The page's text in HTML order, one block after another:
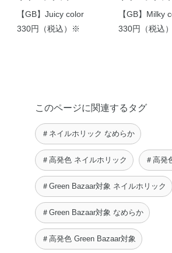
【GB】Juicy color
330円（税込）※
【GB】Milky
330円（税込
このページに関連するタグ
＃ネイルホリック なめらか
＃高発色 ネイルホリック ＃高発
＃Green Bazaar対象 ネイルホリック
＃Green Bazaar対象 なめらか
＃高発色 Green Bazaar対象